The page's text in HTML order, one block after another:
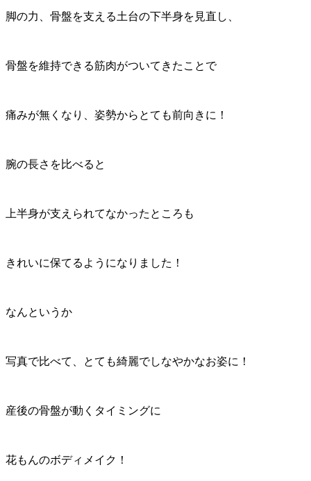
脚の力、骨盤を支える土台の下半身を見直し、
骨盤を維持できる筋肉がついてきたことで
痛みが無くなり、姿勢からとても前向きに！
腕の長さを比べると
上半身が支えられてなかったところも
きれいに保てるようになりました！
なんというか
写真で比べて、とても綺麗でしなやかなお姿に！
産後の骨盤が動くタイミングに
花もんのボディメイク！